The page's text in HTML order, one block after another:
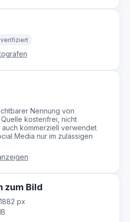
verifiziert
Nennung von
kostenfrei, nicht
kommerziell verwendet
Media nur im zulässigen
zum Bild
px